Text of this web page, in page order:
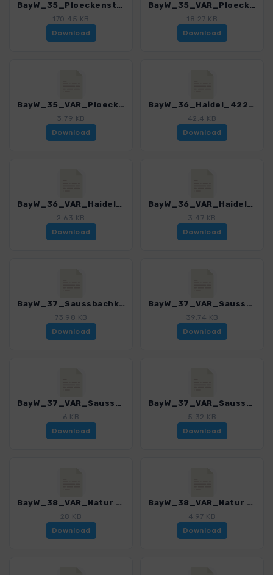
BayW_35_Ploeckenstein_4225_8.gpx
170.45 KB
Download
BayW_35_VAR_Ploeckensteinsee_4225_8.gpx
18.27 KB
Download
BayW_35_VAR_Ploeckensteinsee_Abkuerzung_4225_8.gpx
3.79 KB
Download
BayW_36_Haidel_4225_8.gpx
42.4 KB
Download
BayW_36_VAR_Haidel_Goldener Steig_4225_8.gpx
2.63 KB
Download
BayW_36_VAR_Haidel_Konrad Kapelle_4225_8.gpx
3.47 KB
Download
BayW_37_Saussbachklamm_4225_8.gpx
73.98 KB
Download
BayW_37_VAR_Saussbachklamm_4225_8.gpx
39.74 KB
Download
BayW_37_VAR_Saussbachklamm_Abkuerzung_4225_8.gpx
6 KB
Download
BayW_37_VAR_Saussbachklamm_Schlussweg_4225_8.gpx
5.32 KB
Download
BayW_38_VAR_Natur und Zeit_4225_8.gpx
28 KB
Download
BayW_38_VAR_Natur und Zeit_Abkuerzung_4225_8.gpx
4.97 KB
Download